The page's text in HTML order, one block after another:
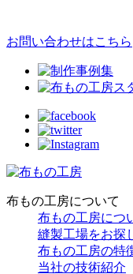
お問い合わせはこちら
布もの工房について
布もの工房につ
縫製工場をお探
布もの工房の特
当社の技術紹介